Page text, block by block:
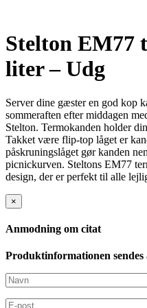
Stelton EM77
liter – Udg
Server dine gæster en god kop
sommeraften efter middagen
Stelton. Termokanden holder
Takket være flip-top låget er
påskruningslåget gør kanden
picnickurven. Steltons EM77
design, der er perfekt til alle
×
Anmodning om citat
Produktinformationen sendes